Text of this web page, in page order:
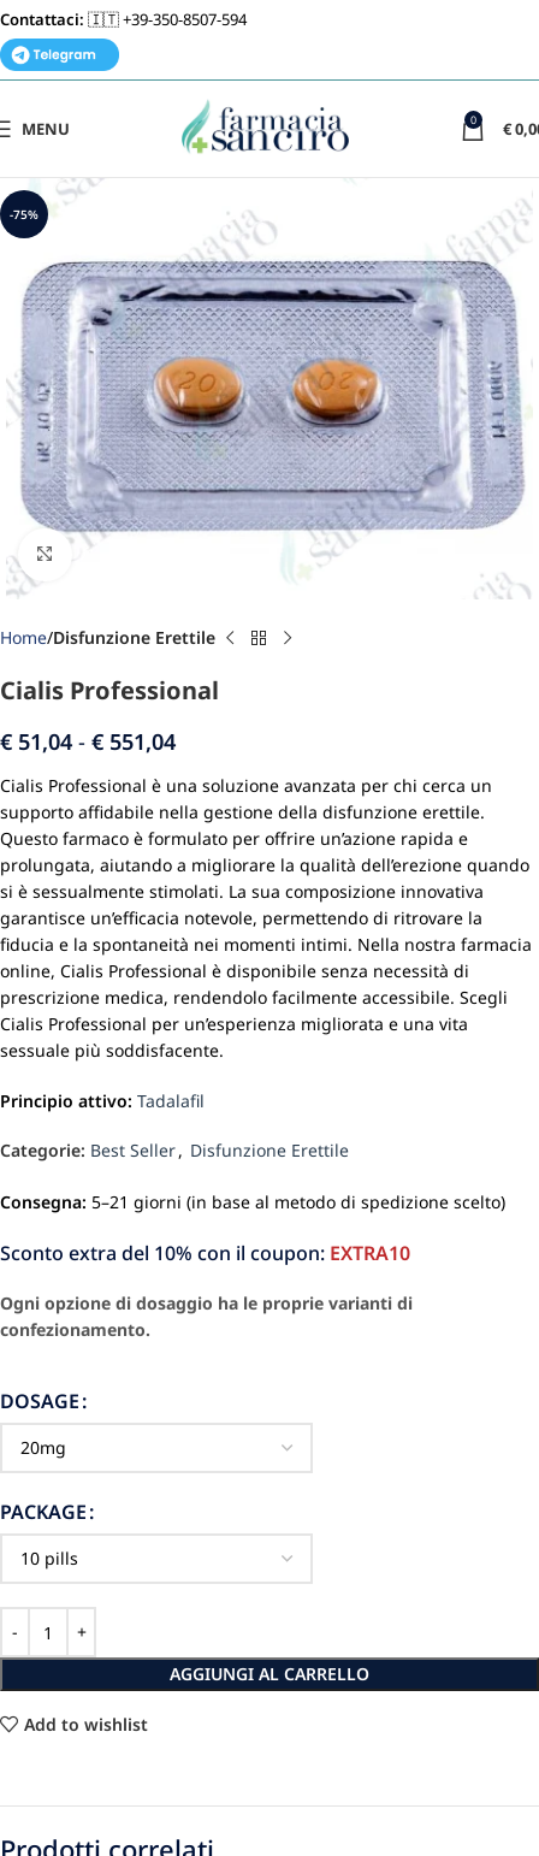
Contattaci: 🇮🇹 +39-350-8507-594
MENU 0 €
-75%
Click to enlarge
Home Disfunzione Erettile
Cialis Professional
€ 51,04 - € 551,04
Cialis Professional è una soluzione avanzata per chi cerca un
supporto affidabile nella gestione della disfunzione erettile.
Questo farmaco è formulato per offrire un’azione rapida e
prolungata, aiutando a migliorare la qualità dell’erezione quando
si è sessualmente stimolati. La sua composizione innovativa
garantisce un’efficacia notevole, permettendo di ritrovare la
fiducia e la spontaneità nei momenti intimi. Nella nostra farmacia
online, Cialis Professional è disponibile senza necessità di
prescrizione medica, rendendolo facilmente accessibile. Scegli
Cialis Professional per un’esperienza migliorata e una vita
sessuale più soddisfacente.
Principio attivo: Tadalafil
Categorie: Best Seller, Disfunzione Erettile
Consegna: 5–21 giorni (in base al metodo di spedizione scelto)
Sconto extra del 10% con il coupon: EXTRA10
Ogni opzione di dosaggio ha le proprie varianti di
confezionamento.
DOSAGE
PACKAGE
AGGIUNGI AL CARRELLO
Add to wishlist